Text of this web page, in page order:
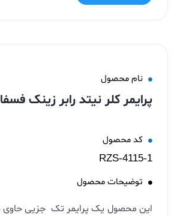
نام محصول
پرایمر کلر نیتد رابر زینک
کد محصول
RZS-4115-1
توضیحات محصول
این محصول یک پرایمر تک جزیی